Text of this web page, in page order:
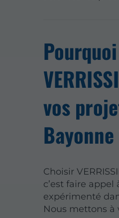
vos
Bayonne
Choisir
c’est faire
expérimenté
Nous mettons à